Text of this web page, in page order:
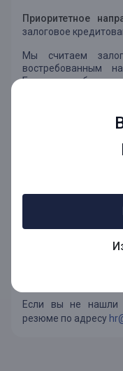
Приоритетное
залоговое
Мы считаем
востребованным
Благодаря
доступны
лет, что в
по потребкредитам
и комфортный
используют
ряда
среднего бизнеса.
Присоединяйся к
Если вы не нашли
резюме по адресу